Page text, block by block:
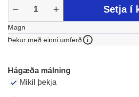
Setja í
Magn
Þekur með einni umferð
Hágæða málning
Mikil þekja